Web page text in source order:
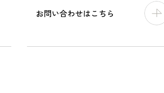
お問い合わせはこちら